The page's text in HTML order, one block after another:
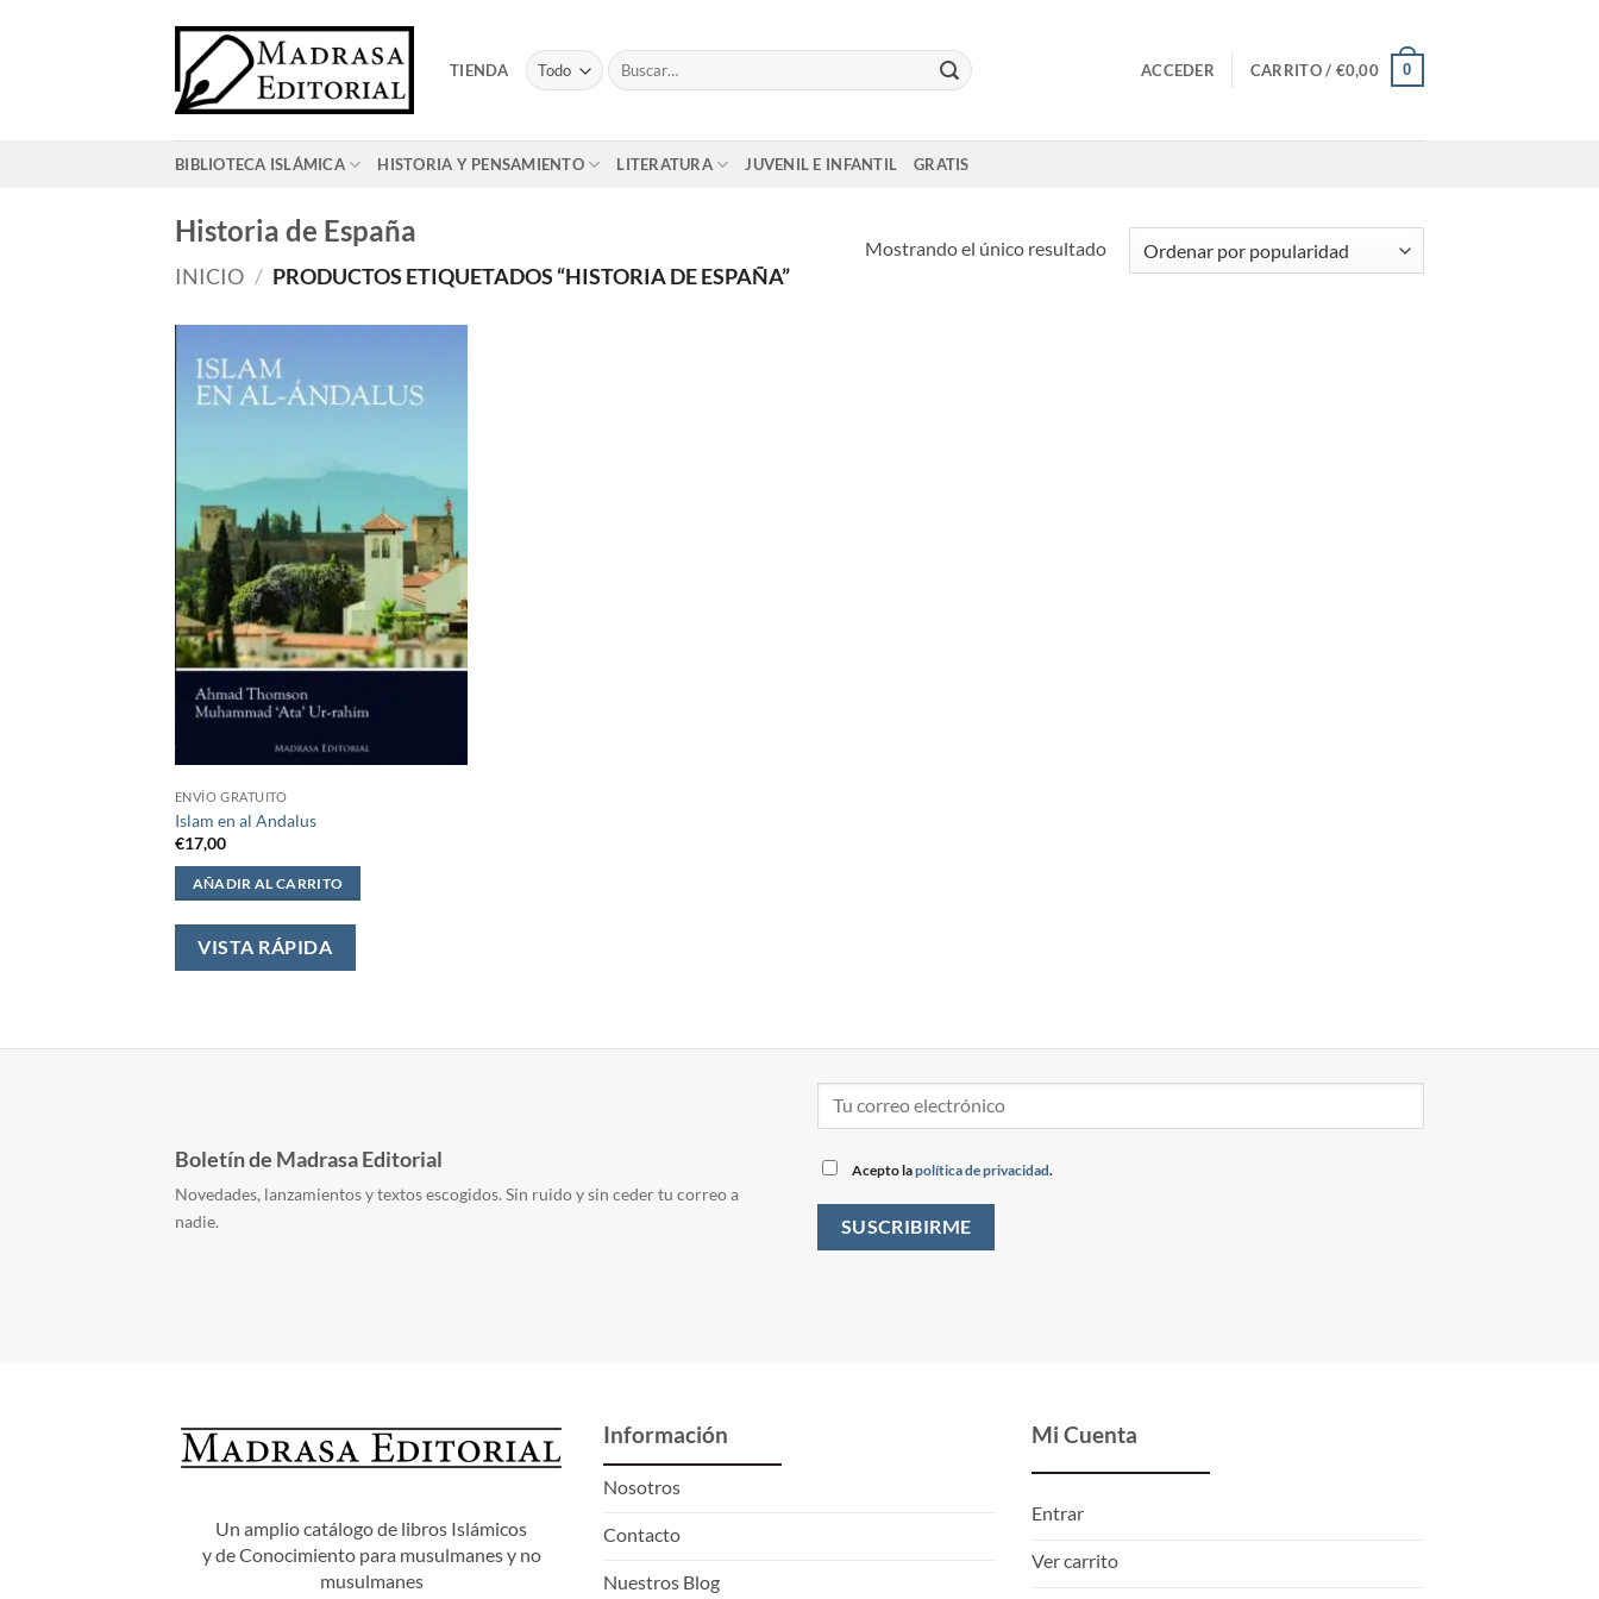
TIENDA
Buscar
por:
ACCEDER CARRITO / €0,00 0
BIBLIOTECA ISLÁMICA HISTORIA Y PENSAMIENTO LITERATURA JUVENIL E INFANTIL GRATIS
Historia de España
INICIO / PRODUCTOS ETIQUETADOS “HISTORIA DE ESPAÑA”
Mostrando el único resultado
ENVÍO GRATUITO
Islam en al Andalus
€17,00
AÑADIR AL CARRITO
VISTA RÁPIDA
Boletín de Madrasa Editorial
Novedades, lanzamientos y textos escogidos. Sin ruido y sin ceder tu correo a
nadie.
Acepto lapolítica de privacidad.
Un amplio catálogo de libros Islámicos
y de Conocimiento para musulmanes y no
musulmanes
Información
Nosotros
Contacto
Nuestros Blog
Mi Cuenta
Entrar
Ver carrito